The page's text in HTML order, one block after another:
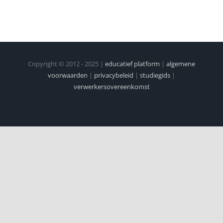
Copyright © 2012 - 2025 | educatief platform | algemene
voorwaarden | privacybeleid | studiegids |
verwerkersovereenkomst